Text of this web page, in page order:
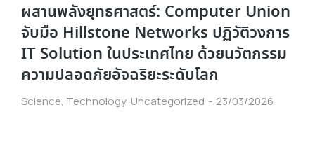
ผสานพลังยุทธศาสตร์: Computer Union
จับมือ Hillstone Networks ปฏิวัติวงการ
IT Solution ในประเทศไทย ด้วยนวัตกรรม
ความปลอดภัยอัจฉริยะระดับโลก
Science, Technology, Uncategorized 23/03/2026